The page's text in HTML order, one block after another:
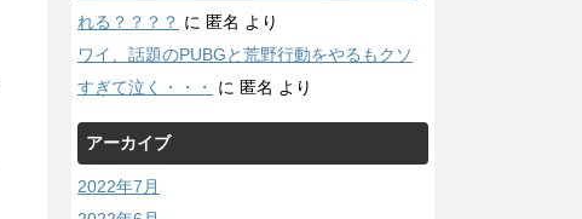
れる？？？？ に 匿名 より
ワイ、話題のPUBGと荒野行動をやるもクソ
すぎて泣く・・・
に 匿名 より
アーカイブ
2022年7月